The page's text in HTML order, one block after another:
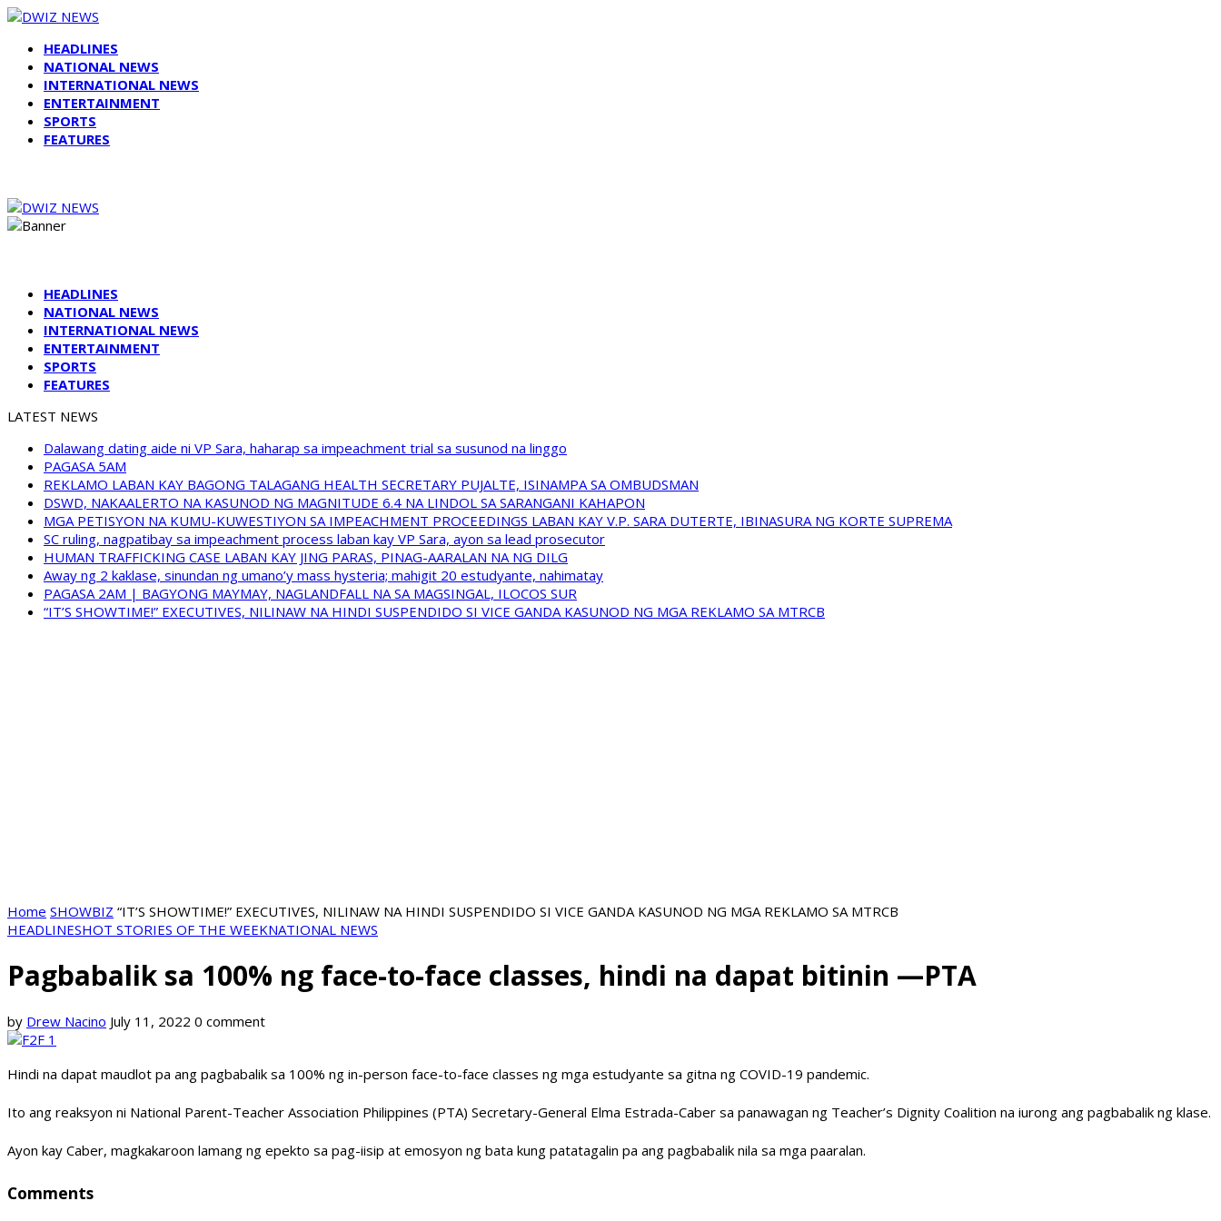
HEADLINES
NATIONAL NEWS
INTERNATIONAL NEWS
ENTERTAINMENT
SPORTS
FEATURES
HEADLINES
NATIONAL NEWS
INTERNATIONAL NEWS
ENTERTAINMENT
SPORTS
FEATURES
LATEST NEWS
Dalawang dating aide ni VP Sara, haharap sa impeachment trial sa susunod na linggo
PAGASA 5AM
REKLAMO LABAN KAY BAGONG TALAGANG HEALTH SECRETARY PUJALTE, ISINAMPA SA OMBUDSMAN
DSWD, NAKAALERTO NA KASUNOD NG MAGNITUDE 6.4 NA LINDOL SA SARANGANI KAHAPON
MGA PETISYON NA KUMU-KUWESTIYON SA IMPEACHMENT PROCEEDINGS LABAN KAY V.P. SARA DUTERTE, IBINASURA NG KORTE SUPREMA
SC ruling, nagpatibay sa impeachment process laban kay VP Sara, ayon sa lead prosecutor
HUMAN TRAFFICKING CASE LABAN KAY JING PARAS, PINAG-AARALAN NA NG DILG
Away ng 2 kaklase, sinundan ng umano’y mass hysteria; mahigit 20 estudyante, nahimatay
PAGASA 2AM | BAGYONG MAYMAY, NAGLANDFALL NA SA MAGSINGAL, ILOCOS SUR
“IT’S SHOWTIME!” EXECUTIVES, NILINAW NA HINDI SUSPENDIDO SI VICE GANDA KASUNOD NG MGA REKLAMO SA MTRCB
Home SHOWBIZ “IT’S SHOWTIME!” EXECUTIVES, NILINAW NA HINDI SUSPENDIDO SI VICE GANDA KASUNOD NG MGA REKLAMO SA MTRCB
HEADLINESHOT STORIES OF THE WEEKNATIONAL NEWS
Pagbabalik sa 100% ng face-to-face classes, hindi na dapat bitinin —PTA
by Drew Nacino July 11, 2022 0 comment
Hindi na dapat maudlot pa ang pagbabalik sa 100% ng in-person face-to-face classes ng mga estudyante sa gitna ng COVID-19 pandemic.
Ito ang reaksyon ni National Parent-Teacher Association Philippines (PTA) Secretary-General Elma Estrada-Caber sa panawagan ng Teacher’s Dignity Coalition na iurong ang pagbabalik ng klase.
Ayon kay Caber, magkakaroon lamang ng epekto sa pag-iisip at emosyon ng bata kung patatagalin pa ang pagbabalik nila sa mga paaralan.
Comments